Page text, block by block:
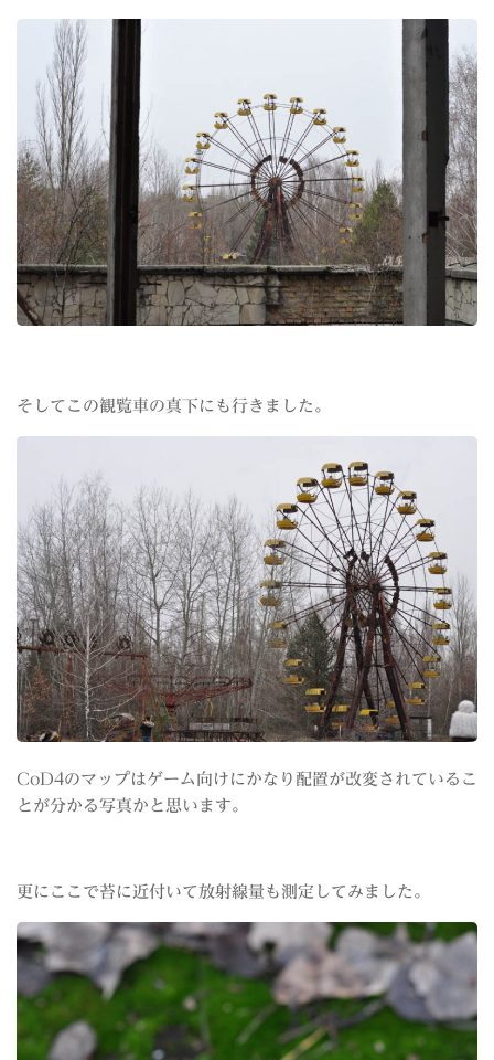
そしてこの観覧車の真下にも行きました。
CoD4のマップはゲーム向けにかなり配置が改変されているこ
とが分かる写真かと思います。
更にここで苔に近付いて放射線量も測定してみました。